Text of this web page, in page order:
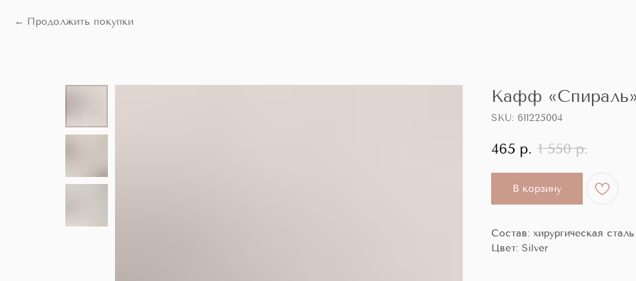
Продолжить покупки
Кафф
SKU: 611225004
465 р. 1 550 р.
В корзину
Состав: хирургическая
Цвет: Silver